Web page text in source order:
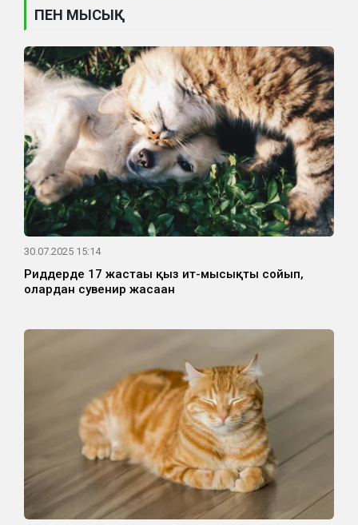
ПЕН МЫСЫҚ
30.07.2025 15:14
Риддерде 17 жастағы қыз ит-мысықты сойып,
олардан сувенир жасаған